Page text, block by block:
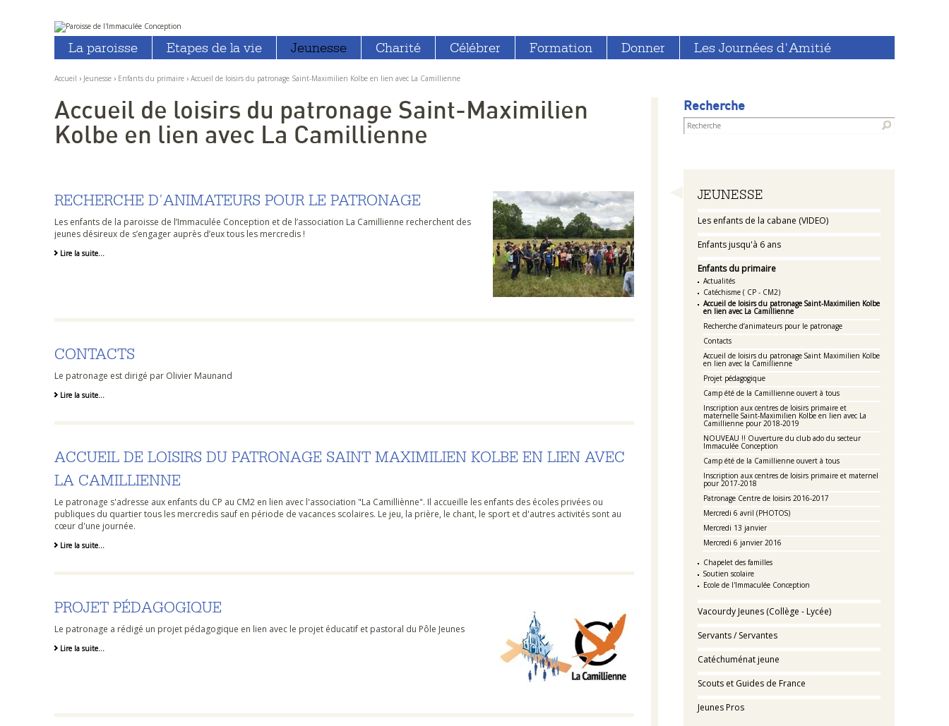
Aller
au
contenu.
à
Outils
personnels
La paroisse Etapes de la vie Jeunesse Charité Célébrer Formation Donner Les Journées d'Amitié
Accueil › Jeunesse › Enfants du primaire › Accueil de loisirs du patronage Saint-Maximilien Kolbe en lien avec La Camillienne
Recherche
Navigation
JEUNESSE
Les enfants de la cabane (VIDEO)
Enfants jusqu'à 6 ans
Enfants du primaire
Actualités
Catéchisme ( CP - CM2)
Accueil de loisirs du patronage Saint-Maximilien Kolbe
en lien avec La Camillienne
Recherche d’animateurs pour le patronage
Contacts
Accueil de loisirs du patronage Saint Maximilien Kolbe
en lien avec la Camillienne
Projet pédagogique
Camp été de la Camillienne ouvert à tous
Inscription aux centres de loisirs primaire et
maternelle Saint-Maximilien Kolbe en lien avec La
Camillienne pour 2018-2019
NOUVEAU !! Ouverture du club ado du secteur
Immaculée Conception
Camp été de la Camillienne ouvert à tous
Inscription aux centres de loisirs primaire et maternel
pour 2017-2018
Patronage Centre de loisirs 2016-2017
Mercredi 6 avril (PHOTOS)
Mercredi 13 janvier
Mercredi 6 janvier 2016
Chapelet des familles
Soutien scolaire
Ecole de l'Immaculée Conception
Vacourdy Jeunes (Collège - Lycée)
Servants / Servantes
Catéchuménat jeune
Scouts et Guides de France
Jeunes Pros
Accueil de loisirs du patronage Saint-Maximilien
Kolbe en lien avec La Camillienne
RECHERCHE D’ANIMATEURS POUR LE PATRONAGE
Les enfants de la paroisse de l’Immaculée Conception et de l’association La Camillienne recherchent des
jeunes désireux de s’engager auprès d’eux tous les mercredis !
Lire la suite…
CONTACTS
Le patronage est dirigé par Olivier Maunand
Lire la suite…
ACCUEIL DE LOISIRS DU PATRONAGE SAINT MAXIMILIEN KOLBE EN LIEN AVEC
LA CAMILLIENNE
Le patronage s'adresse aux enfants du CP au CM2 en lien avec l'association "La Camilliènne". Il accueille les enfants des écoles privées ou
publiques du quartier tous les mercredis sauf en période de vacances scolaires. Le jeu, la prière, le chant, le sport et d'autres activités sont au
cœur d'une journée.
Lire la suite…
PROJET PÉDAGOGIQUE
Le patronage a rédigé un projet pédagogique en lien avec le projet éducatif et pastoral du Pôle Jeunes
Lire la suite…